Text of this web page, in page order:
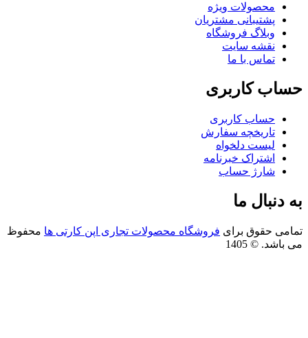
محصولات ویژه
پشتیبانی مشتریان
وبلاگ فروشگاه
نقشه سایت
تماس با ما
کاربری
حساب کاربری
تاریخچه سفارش
لیست دلخواه
اشتراک خبرنامه
شارژ حساب
دنبال ما
حقوق برای فروشگاه محصولات تجاری اپن کارتی ها محفوظ
© 1405